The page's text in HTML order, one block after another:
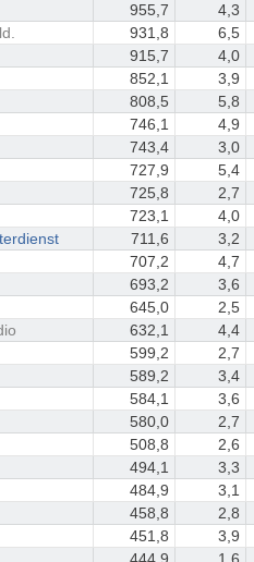
955,7
4,3
931,8
6,5
915,7
4,0
852,1
3,9
808,5
5,8
746,1
4,9
743,4
3,0
727,9
5,4
725,8
2,7
723,1
4,0
711,6
3,2
707,2
4,7
693,2
3,6
645,0
2,5
632,1
4,4
599,2
2,7
589,2
3,4
584,1
3,6
580,0
2,7
508,8
2,6
494,1
3,3
484,9
3,1
458,8
2,8
451,8
3,9